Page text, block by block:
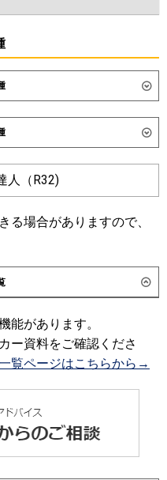
RPI-
PA-
SZRM224BD
SZRJM224AD
SZZM224CJD
RDSB22433MUB
ADSB22457M
PEZX-ERMP224D3
PEZX-
PEZX-ERP224DY
RPI-
人（R32)
る場合がありますので、
能があります。
ー資料をご確認くださ
覧ページはこちらから→